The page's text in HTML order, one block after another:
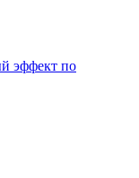
эффект по